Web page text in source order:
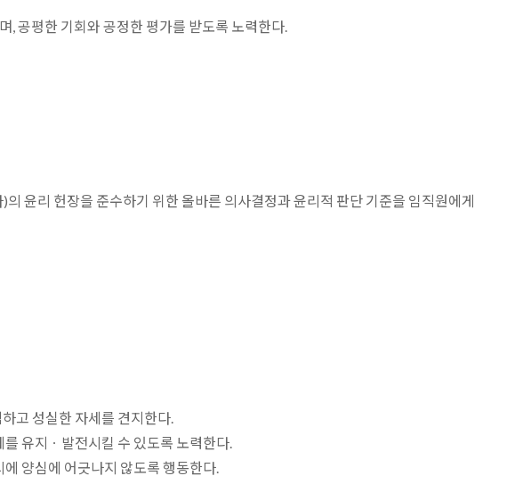
, 공평한 기회와 공정한 평가를 받도록 노력한다.
윤리 헌장을 준수하기 위한 올바른 의사결정과 윤리적 판단 기준을 임직원에게
고 성실한 자세를 견지한다.
유지ㆍ발전시킬 수 있도록 노력한다.
양심에 어긋나지 않도록 행동한다.